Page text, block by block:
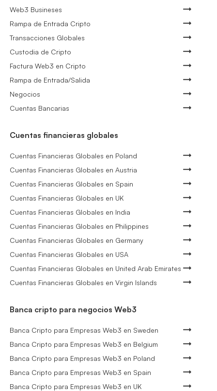
Web3 Busineses
Rampa de Entrada Cripto
Transacciones Globales
Custodia de Cripto
Factura Web3 en Cripto
Rampa de Entrada/Salida
Negocios
Cuentas Bancarias
Cuentas financieras globales
Cuentas Financieras Globales en Poland
Cuentas Financieras Globales en Austria
Cuentas Financieras Globales en Spain
Cuentas Financieras Globales en UK
Cuentas Financieras Globales en India
Cuentas Financieras Globales en Philippines
Cuentas Financieras Globales en Germany
Cuentas Financieras Globales en USA
Cuentas Financieras Globales en United Arab Emirates
Cuentas Financieras Globales en Virgin Islands
Banca cripto para negocios Web3
Banca Cripto para Empresas Web3 en Sweden
Banca Cripto para Empresas Web3 en Belgium
Banca Cripto para Empresas Web3 en Poland
Banca Cripto para Empresas Web3 en Spain
Banca Cripto para Empresas Web3 en UK